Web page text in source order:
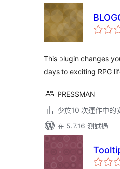
This plugin changes
days to exciting RPG
PRESSMAN
少於10 次運作中的
在 5.7.16 測試過